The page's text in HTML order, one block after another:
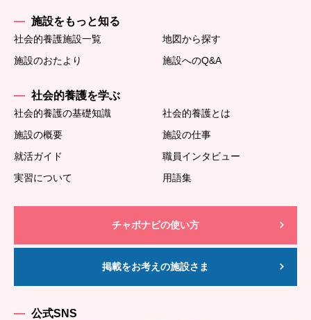
施設をもっと知る
社会的養護施設一覧
地図から探す
施設のおたより
施設へのQ&A
社会的養護を学ぶ
社会的養護の基礎知識
社会的養護とは
施設の概要
施設の仕事
就活ガイド
職員インタビュー
実習について
用語集
チャボナビの使い方
掲載をお考えの施設さま
公式SNS